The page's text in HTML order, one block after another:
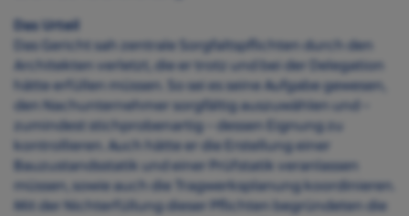
Das Urteil
Das Gericht sah zentrale Sorgfaltspflichten durch den
Architekten verletzt, die er trotz und bei der Delegation
hätte erfüllen müssen. So sei es seine Aufgabe gewesen,
den Nachunternehmer sorgfältig auszuwählen und –
zumindest stichprobenartig – dessen Eignung zu
kontrollieren. Auch hätte er die Erstellung einer
Bauzustandsstatik und einer Prüfstatik veranlassen
müssen, sowie auch die Tragwerksplanung koordinieren.
Mit der Nichterfüllung dieser Pflichten begründeten die